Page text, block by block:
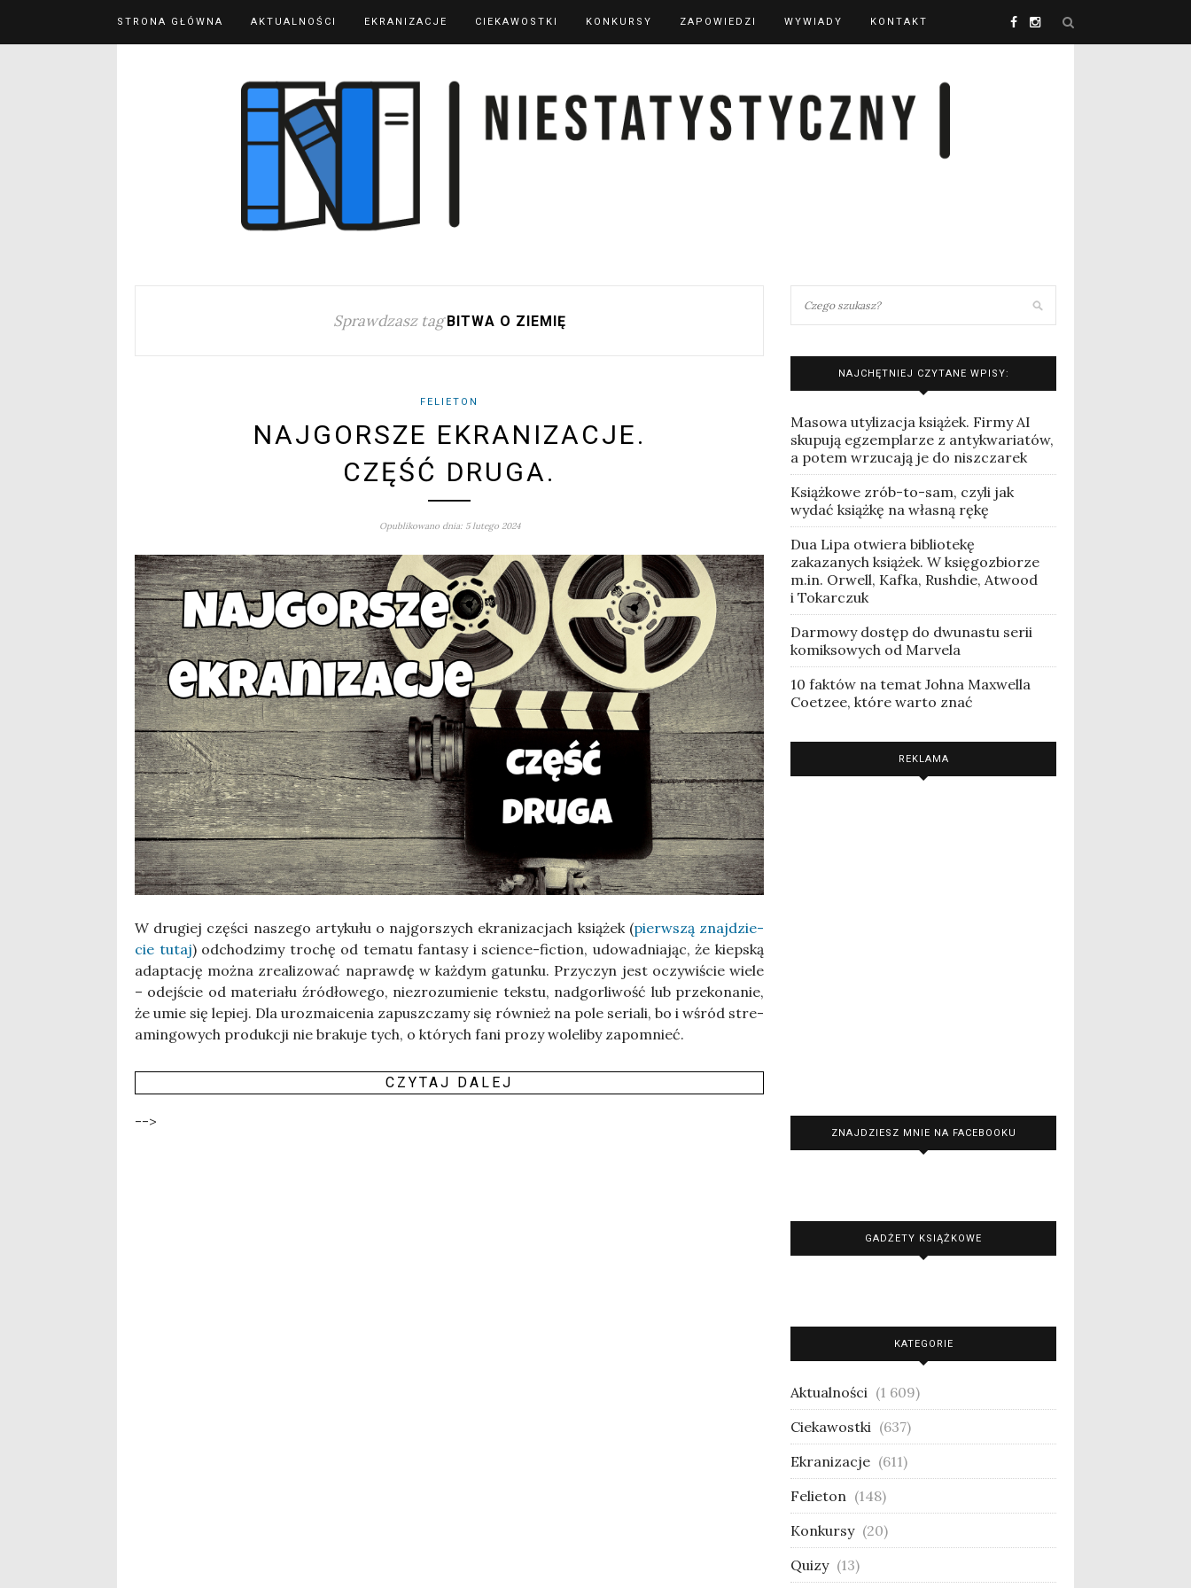
STRONA GŁÓWNA AKTUALNOŚCI EKRANIZACJE CIEKAWOSTKI KONKURSY ZAPOWIEDZI WYWIADY KONTAKT
Sprawdzasz tag BITWA O ZIEMIĘ
FELIETON
NAJGORSZE EKRANIZACJE.
CZĘŚĆ DRUGA.
Opublikowano dnia: 5 lutego 2024
W dru­giej czę­ści nasze­go arty­ku­łu o naj­gor­szych ekra­ni­za­cjach ksią­żek (pierw­szą znaj­dzie­
cie tutaj) odcho­dzi­my tro­chę od tema­tu fan­ta­sy i scien­ce-fic­tion, udo­wad­nia­jąc, że kiep­ską
adap­ta­cję moż­na zre­ali­zo­wać napraw­dę w każ­dym gatun­ku. Przy­czyn jest oczy­wi­ście wie­le
– odej­ście od mate­ria­łu źró­dło­we­go, nie­zro­zu­mie­nie tek­stu, nad­gor­li­wość lub prze­ko­na­nie,
że umie się lepiej. Dla uroz­ma­ice­nia zapusz­cza­my się rów­nież na pole seria­li, bo i wśród stre­
amin­go­wych pro­duk­cji nie bra­ku­je tych, o któ­rych fani pro­zy wole­li­by zapo­mnieć.
CZY­TAJ DALEJ
-->
NAJCHĘTNIEJ CZYTANE WPISY:
Masowa utylizacja książek. Firmy AI
skupują egzemplarze z antykwariatów,
a potem wrzucają je do niszczarek
Książkowe zrób-to-sam, czyli jak
wydać książkę na własną rękę
Dua Lipa otwiera bibliotekę
zakazanych książek. W księgozbiorze
m.in. Orwell, Kafka, Rushdie, Atwood
i Tokarczuk
Darmowy dostęp do dwunastu serii
komiksowych od Marvela
10 faktów na temat Johna Maxwella
Coetzee, które warto znać
REKLAMA
ZNAJDZIESZ MNIE NA FACEBOOKU
GADŻETY KSIĄŻKOWE
KATEGORIE
Aktualności (1 609)
Ciekawostki (637)
Ekranizacje (611)
Felieton (148)
Konkursy (20)
Quizy (13)